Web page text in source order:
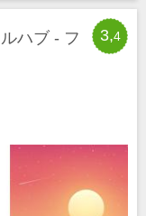
3,4
ハブ - フ